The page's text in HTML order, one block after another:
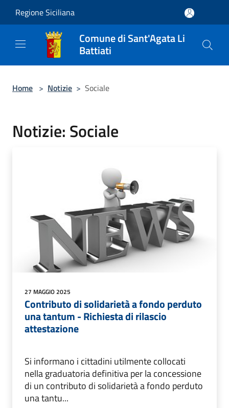
Regione Siciliana
Comune di Sant'Agata Li
Battiati
Home > Notizie > Sociale
Notizie: Sociale
27 MAGGIO 2025
Contributo di solidarietà a fondo perduto
una tantum - Richiesta di rilascio
attestazione
Si informano i cittadini utilmente collocati
nella graduatoria definitiva per la concessione
di un contributo di solidarietà a fondo perduto
una tantu...